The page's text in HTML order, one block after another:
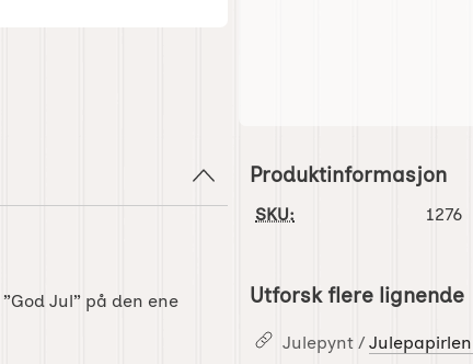
Jul” på den ene
Produktinformasjon
SKU: 1276
Utforsk flere lignende
Julepynt /